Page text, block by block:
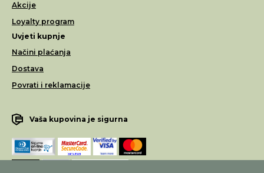
Akcije
Loyalty program
Uvjeti kupnje
Načini plaćanja
Dostava
Povrati i reklamacije
Vaša kupovina je sigurna